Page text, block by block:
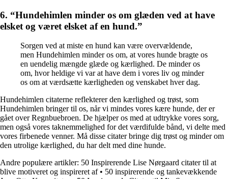
6. “Hundehimlen minder os om glæden ved at have
elsket og været elsket af en hund.”
Sorgen ved at miste en hund kan være overvældende,
men Hundehimlen minder os om, at vores hunde bragte os
en uendelig mængde glæde og kærlighed. De minder os
om, hvor heldige vi var at have dem i vores liv og minder
os om at værdsætte kærligheden og venskabet hver dag.
Hundehimlen citaterne reflekterer den kærlighed og trøst, som
Hundehimlen bringer til os, når vi mindes vores kære hunde, der er
gået over Regnbuebroen. De hjælper os med at udtrykke vores sorg,
men også vores taknemmelighed for det værdifulde bånd, vi delte med
vores firbenede venner. Må disse citater bringe dig trøst og minder om
den utrolige kærlighed, du har delt med dine hunde.
Andre populære artikler: 50 Inspirerende Lise Nørgaard citater til at
blive motiveret og inspireret af• 50 inspirerende og tankevækkende